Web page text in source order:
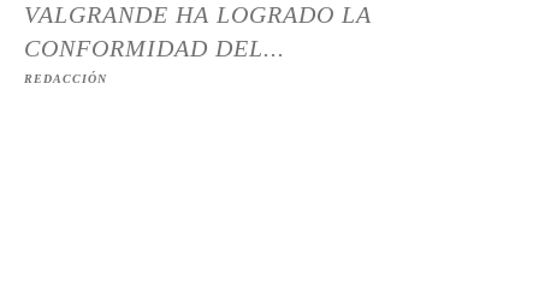
VALGRANDE HA LOGRADO LA
CONFORMIDAD DEL...
REDACCIÓN